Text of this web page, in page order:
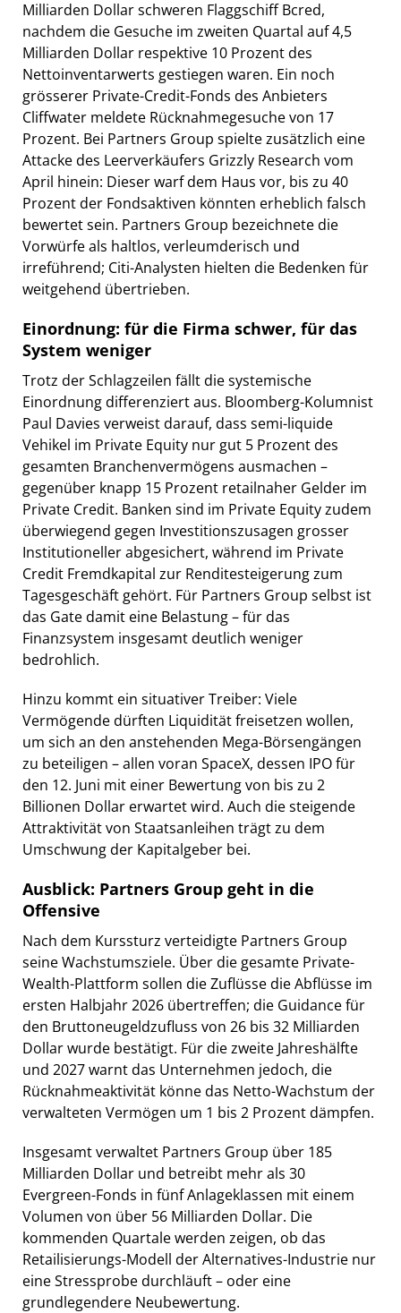
Milliarden Dollar schweren Flaggschiff Bcred,
nachdem die Gesuche im zweiten Quartal auf 4,5
Milliarden Dollar respektive 10 Prozent des
Nettoinventarwerts gestiegen waren. Ein noch
grösserer Private-Credit-Fonds des Anbieters
Cliffwater meldete Rücknahmegesuche von 17
Prozent. Bei Partners Group spielte zusätzlich eine
Attacke des Leerverkäufers Grizzly Research vom
April hinein: Dieser warf dem Haus vor, bis zu 40
Prozent der Fondsaktiven könnten erheblich falsch
bewertet sein. Partners Group bezeichnete die
Vorwürfe als haltlos, verleumderisch und
irreführend; Citi-Analysten hielten die Bedenken für
weitgehend übertrieben.
Einordnung: für die Firma schwer, für das
System weniger
Trotz der Schlagzeilen fällt die systemische
Einordnung differenziert aus. Bloomberg-Kolumnist
Paul Davies verweist darauf, dass semi-liquide
Vehikel im Private Equity nur gut 5 Prozent des
gesamten Branchenvermögens ausmachen –
gegenüber knapp 15 Prozent retailnaher Gelder im
Private Credit. Banken sind im Private Equity zudem
überwiegend gegen Investitionszusagen grosser
Institutioneller abgesichert, während im Private
Credit Fremdkapital zur Renditesteigerung zum
Tagesgeschäft gehört. Für Partners Group selbst ist
das Gate damit eine Belastung – für das
Finanzsystem insgesamt deutlich weniger
bedrohlich.
Hinzu kommt ein situativer Treiber: Viele
Vermögende dürften Liquidität freisetzen wollen,
um sich an den anstehenden Mega-Börsengängen
zu beteiligen – allen voran SpaceX, dessen IPO für
den 12. Juni mit einer Bewertung von bis zu 2
Billionen Dollar erwartet wird. Auch die steigende
Attraktivität von Staatsanleihen trägt zu dem
Umschwung der Kapitalgeber bei.
Ausblick: Partners Group geht in die
Offensive
Nach dem Kurssturz verteidigte Partners Group
seine Wachstumsziele. Über die gesamte Private-
Wealth-Plattform sollen die Zuflüsse die Abflüsse im
ersten Halbjahr 2026 übertreffen; die Guidance für
den Bruttoneugeldzufluss von 26 bis 32 Milliarden
Dollar wurde bestätigt. Für die zweite Jahreshälfte
und 2027 warnt das Unternehmen jedoch, die
Rücknahmeaktivität könne das Netto-Wachstum der
verwalteten Vermögen um 1 bis 2 Prozent dämpfen.
Insgesamt verwaltet Partners Group über 185
Milliarden Dollar und betreibt mehr als 30
Evergreen-Fonds in fünf Anlageklassen mit einem
Volumen von über 56 Milliarden Dollar. Die
kommenden Quartale werden zeigen, ob das
Retailisierungs-Modell der Alternatives-Industrie nur
eine Stressprobe durchläuft – oder eine
grundlegendere Neubewertung.